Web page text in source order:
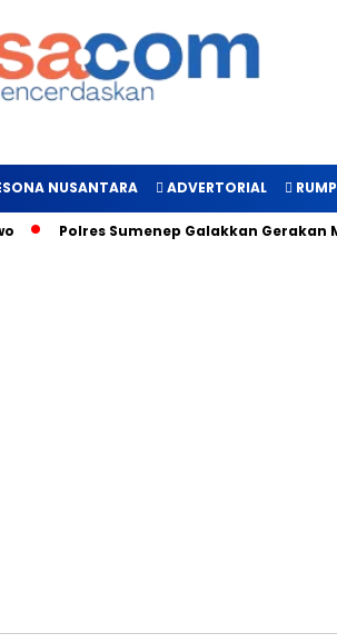
NUSANTARA ADVERTORIAL
Polres Sumenep Galakkan Gerakan